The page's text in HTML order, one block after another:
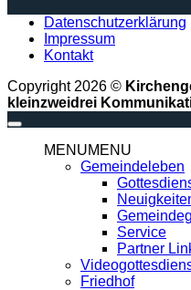
Datenschutzerklärung
Impressum
Kontakt
Copyright 2026 ©
kleinzweidrei
MENUMENU
Gemeindeleben
Service
Partner
Friedhof